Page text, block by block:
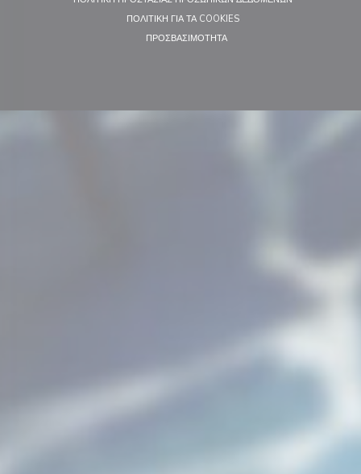
ΠΟΛΙΤΙΚΉ ΓΙΑ ΤΑ COOKIES((ΑΝΟΊΓΕΙ ΣΕ ΝΈΟ
ΠΡΟΣΒΑΣΙΜΌΤΗΤΑ((ΑΝΟΊΓΕΙ ΣΕ ΝΈΟ ΠΑΡΆΘΥΡΟ))